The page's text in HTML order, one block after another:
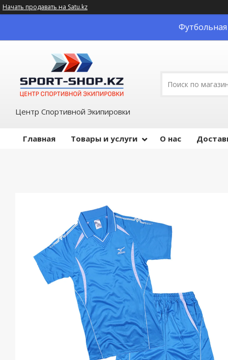
Начать продавать на Satu.kz
Футбольная
Центр Спортивной Экипировки
Главная Товары и услуги О нас